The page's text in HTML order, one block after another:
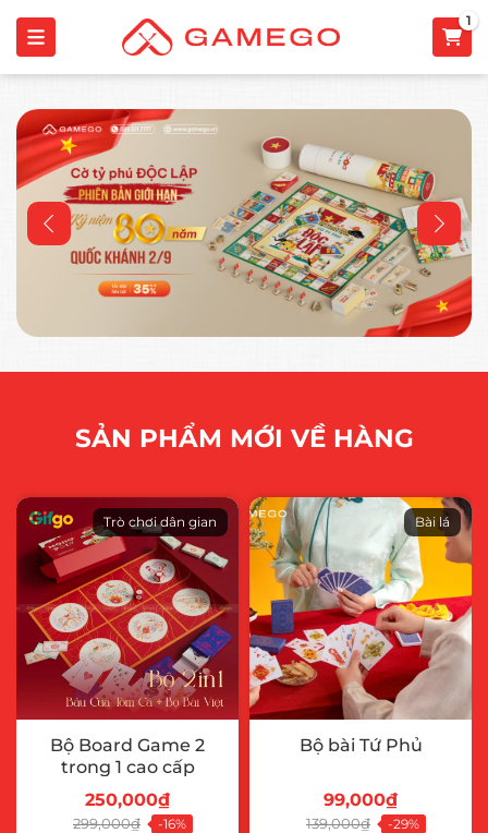
1
SẢN PHẨM MỚI VỀ HÀNG
Trò chơi dân gian
Bộ Board Game 2
trong 1 cao cấp
250,000₫
299,000₫ -16%
Bài lá
Bộ bài Tứ Phủ
99,000₫
139,000₫ -29%